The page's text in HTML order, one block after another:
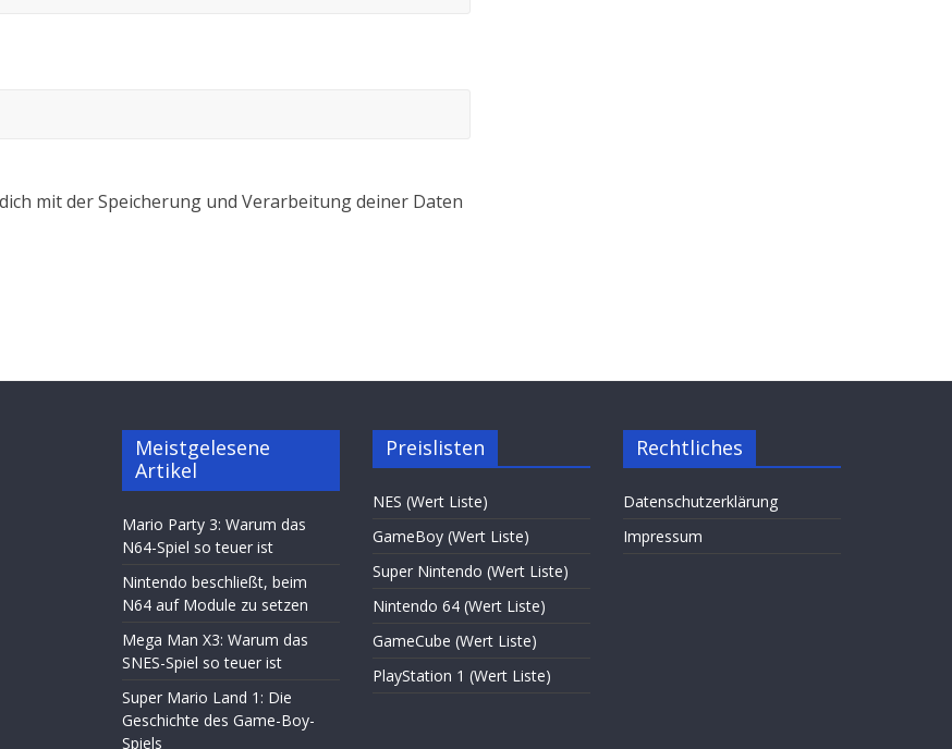
mit der Speicherung und Verarbeitung deiner Daten
Meistgelesene
Artikel
Mario Party 3: Warum das
N64-Spiel so teuer ist
Nintendo beschließt, beim
N64 auf Module zu setzen
Mega Man X3: Warum das
SNES-Spiel so teuer ist
Super Mario Land 1: Die
Geschichte des Game-Boy-
Spiels
Preislisten
NES (Wert Liste)
GameBoy (Wert Liste)
Super Nintendo (Wert Liste)
Nintendo 64 (Wert Liste)
GameCube (Wert Liste)
PlayStation 1 (Wert Liste)
Rechtliches
Datenschutzerklärung
Impressum